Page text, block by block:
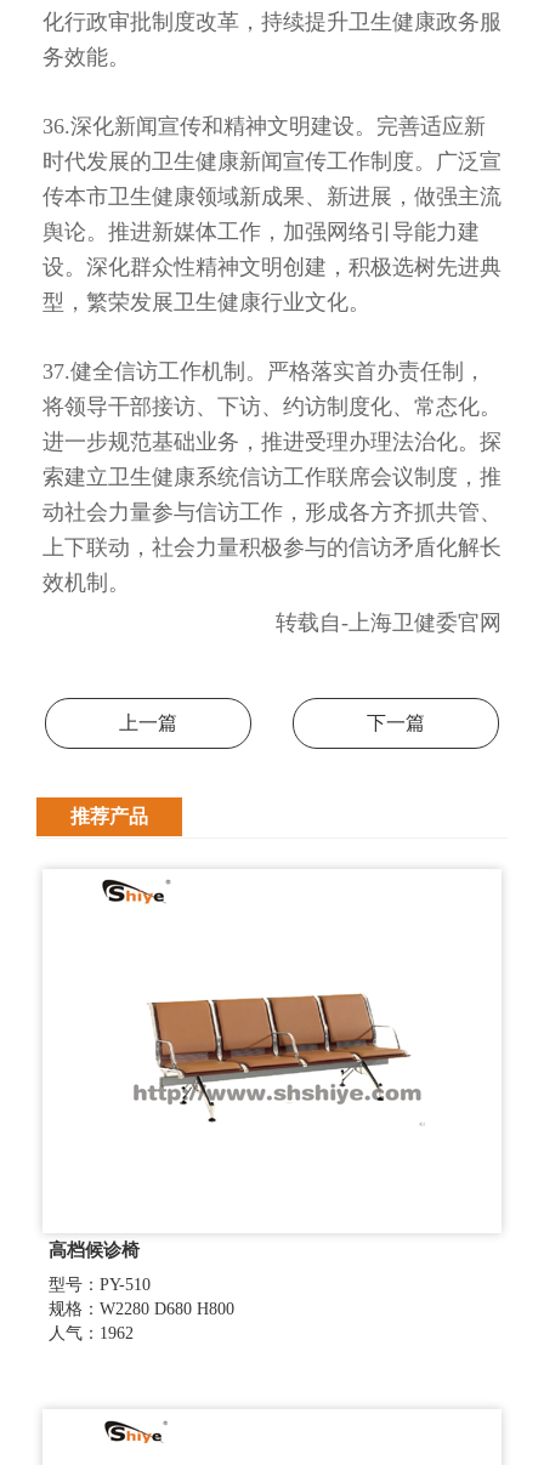
化行政审批制度改革，持续提升卫生健康政务服
务效能。
36.深化新闻宣传和精神文明建设。完善适应新
时代发展的卫生健康新闻宣传工作制度。广泛宣
传本市卫生健康领域新成果、新进展，做强主流
舆论。推进新媒体工作，加强网络引导能力建
设。深化群众性精神文明创建，积极选树先进典
型，繁荣发展卫生健康行业文化。
37.健全信访工作机制。严格落实首办责任制，
将领导干部接访、下访、约访制度化、常态化。
进一步规范基础业务，推进受理办理法治化。探
索建立卫生健康系统信访工作联席会议制度，推
动社会力量参与信访工作，形成各方齐抓共管、
上下联动，社会力量积极参与的信访矛盾化解长
效机制。
转载自-上海卫健委官网
上一篇 下一篇
推荐产品
高档候诊椅
型号：PY-510
规格：W2280 D680 H800
人气：1962